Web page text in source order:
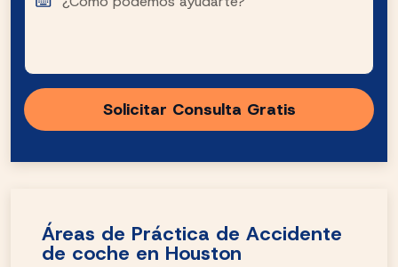
Áreas de Práctica de Accidente
de coche en Houston